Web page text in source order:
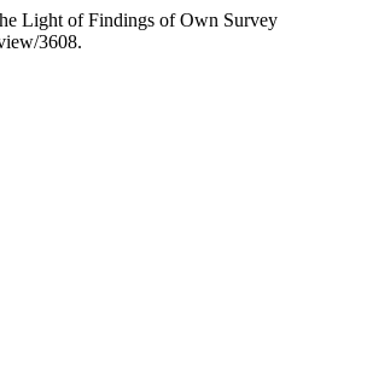
Light of Findings of Own Survey
3608.